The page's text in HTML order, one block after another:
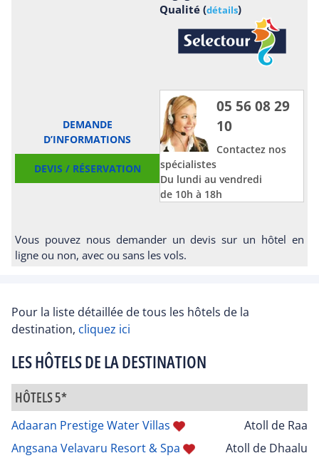
Qualité (détails)
DEMANDE
D’INFORMATIONS
DEVIS / RÉSERVATION
05 56 08 29
10
Contactez nos
spécialistes
Du lundi au vendredi
de 10h à 18h
Vous pouvez nous demander un devis sur un hôtel en
ligne ou non, avec ou sans les vols.
Pour la liste détaillée de tous les hôtels de la
destination, cliquez ici
LES HÔTELS DE LA DESTINATION
HÔTELS 5*
Adaaran Prestige Water Villas
Atoll de Raa
Angsana Velavaru Resort & Spa
Atoll de Dhaalu